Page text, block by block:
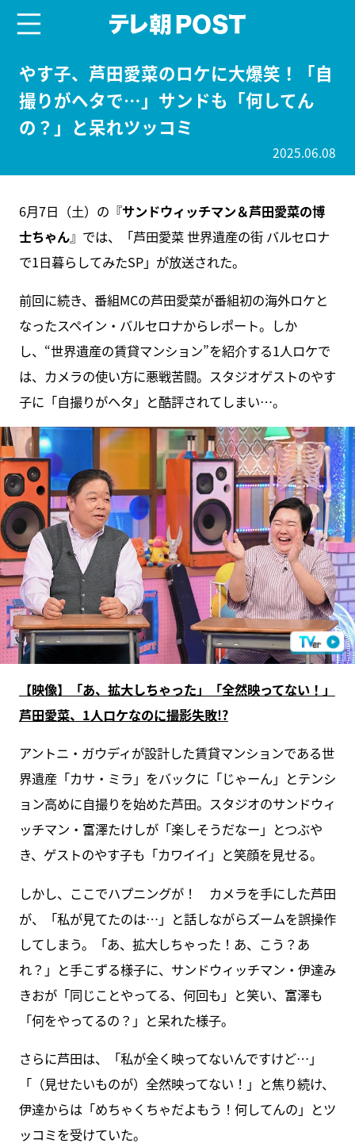
やす子、芦田愛菜のロケに大爆笑！「自
撮りがヘタで…」サンドも「何してん
の？」と呆れツッコミ
2025.06.08
6月7日（土）の『サンドウィッチマン＆芦田愛菜の博
士ちゃん』では、「芦田愛菜 世界遺産の街 バルセロナ
で1日暮らしてみたSP」が放送された。
前回に続き、番組MCの芦田愛菜が番組初の海外ロケと
なったスペイン・バルセロナからレポート。しか
し、“世界遺産の賃貸マンション”を紹介する1人ロケで
は、カメラの使い方に悪戦苦闘。スタジオゲストのやす
子に「自撮りがヘタ」と酷評されてしまい…。
【映像】「あ、拡大しちゃった」「全然映ってない！」
芦田愛菜、1人ロケなのに撮影失敗!?
アントニ・ガウディが設計した賃貸マンションである世
界遺産「カサ・ミラ」をバックに「じゃーん」とテンシ
ョン高めに自撮りを始めた芦田。スタジオのサンドウィ
ッチマン・富澤たけしが「楽しそうだなー」とつぶや
き、ゲストのやす子も「カワイイ」と笑顔を見せる。
しかし、ここでハプニングが！ カメラを手にした芦田
が、「私が見てたのは…」と話しながらズームを誤操作
してしまう。「あ、拡大しちゃった！あ、こう？あ
れ？」と手こずる様子に、サンドウィッチマン・伊達み
きおが「同じことやってる、何回も」と笑い、富澤も
「何をやってるの？」と呆れた様子。
さらに芦田は、「私が全く映ってないんですけど…」
「（見せたいものが）全然映ってない！」と焦り続け、
伊達からは「めちゃくちゃだよもう！何してんの」とツ
ッコミを受けていた。